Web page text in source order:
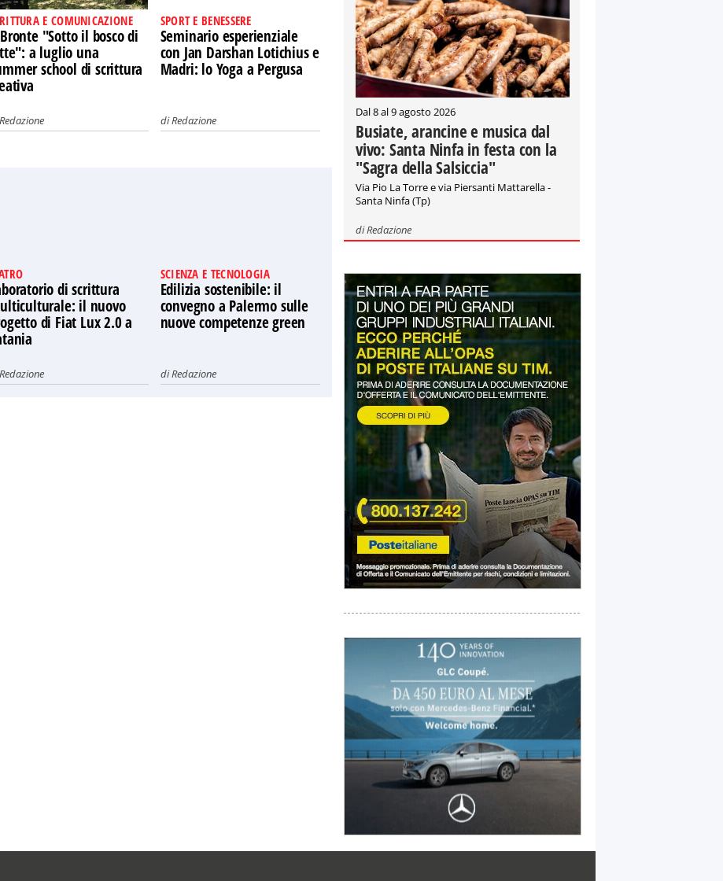
E COMUNICAZIONE
"Sotto il bosco di
a luglio una
school di scrittura
Redazione
SPORT E BENESSERE
Seminario esperienziale
con Jan Darshan Lotichius e
Madri: lo Yoga a Pergusa
diRedazione
di scrittura
il nuovo
di Fiat Lux 2.0 a
Redazione
SCIENZA E TECNOLOGIA
Edilizia sostenibile: il
convegno a Palermo sulle
nuove competenze green
diRedazione
Dal 8 al 9 agosto 2026
Busiate, arancine e musica dal
vivo: Santa Ninfa in festa con la
"Sagra della Salsiccia"
Via Pio La Torre e via Piersanti Mattarella -
Santa Ninfa (Tp)
diRedazione